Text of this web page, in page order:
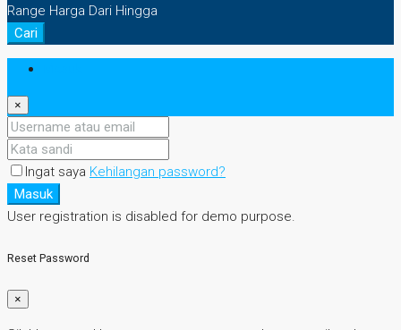
Range Harga Dari Hingga
Cari
×
Ingat saya Kehilangan password?
Masuk
User registration is disabled for demo purpose.
Reset Password
×